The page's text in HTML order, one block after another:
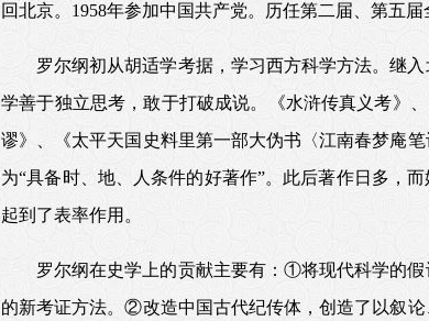
回北京。1958年参加中国共产党。历任第二届、第五届
罗尔纲初从胡适学考据，学习西方科学方法。继
学善于独立思考，敢于打破成说。《水浒传真义考》
谬》、《太平天国史料里第一部大伪书〈江南春梦庵
为“具备时、地、人条件的好著作”。此后著作日多，
起到了表率作用。
罗尔纲在史学上的贡献主要有：①将现代科学的
的新考证方法。②改造中国古代纪传体，创造了以叙